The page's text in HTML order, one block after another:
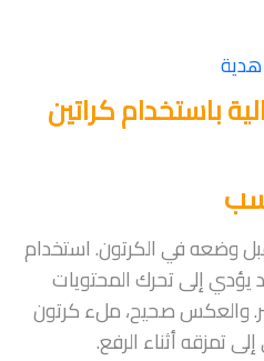
باستخدام كراتين
وضعه في الكرتون. استخدام
إلى تحرك المحتويات
والعكس صحيح، ملء كرتون
تمزقه أثناء الرفع.